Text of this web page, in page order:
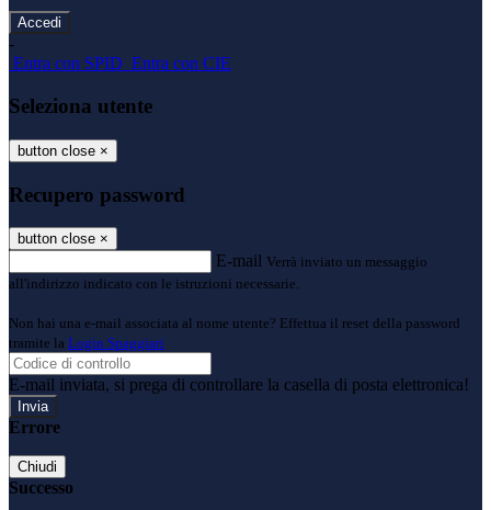
-
Entra con SPID Entra con CIE
Seleziona utente
button close ×
Recupero password
button close ×
E-mail Verrà inviato un messaggio
all'indirizzo indicato con le istruzioni necessarie.
Non hai una e-mail associata al nome utente? Effettua il reset della password
tramite la Login Spaggiari
E-mail inviata, si prega di controllare la casella di posta elettronica!
Errore
Chiudi
Successo